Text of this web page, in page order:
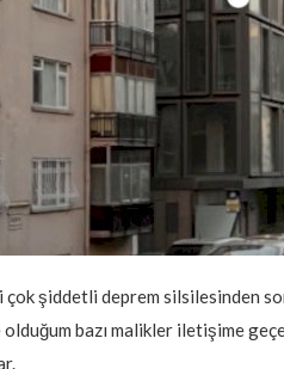
şiddetli deprem silsilesinden
bazı malikler iletişime